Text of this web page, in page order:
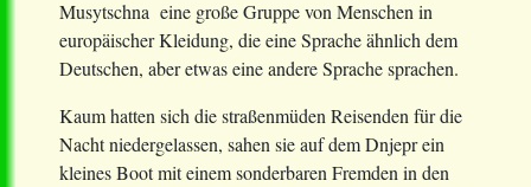
Musytschna eine große Gruppe von Menschen in
europäischer Kleidung, die eine Sprache ähnlich dem
Deutschen, aber etwas eine andere Sprache sprachen.
Kaum hatten sich die straßenmüden Reisenden für die
Nacht niedergelassen, sahen sie auf dem Dnjepr ein
kleines Boot mit einem sonderbaren Fremden in den